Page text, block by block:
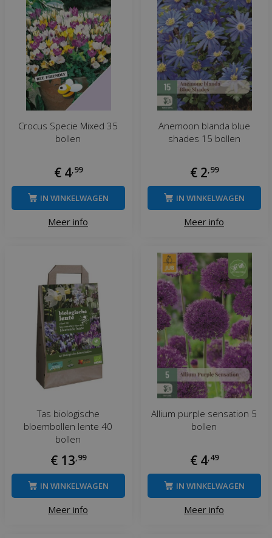
Crocus Specie Mixed 35
bollen
€ 4 99
Meer info
IN WINKELWAGEN
Anemoon blanda blue
shades 15 bollen
€ 2 99
Meer info
IN WINKELWAGEN
Tas biologische
bloembollen lente 40
bollen
€ 13 99
Meer info
IN WINKELWAGEN
Allium purple sensation 5
bollen
€ 4 49
Meer info
IN WINKELWAGEN